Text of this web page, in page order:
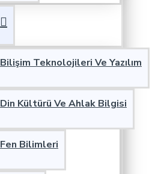
Bilişim Teknolojileri Ve Yazılım
Din Kültürü Ve Ahlak Bilgisi
Fen Bilimleri